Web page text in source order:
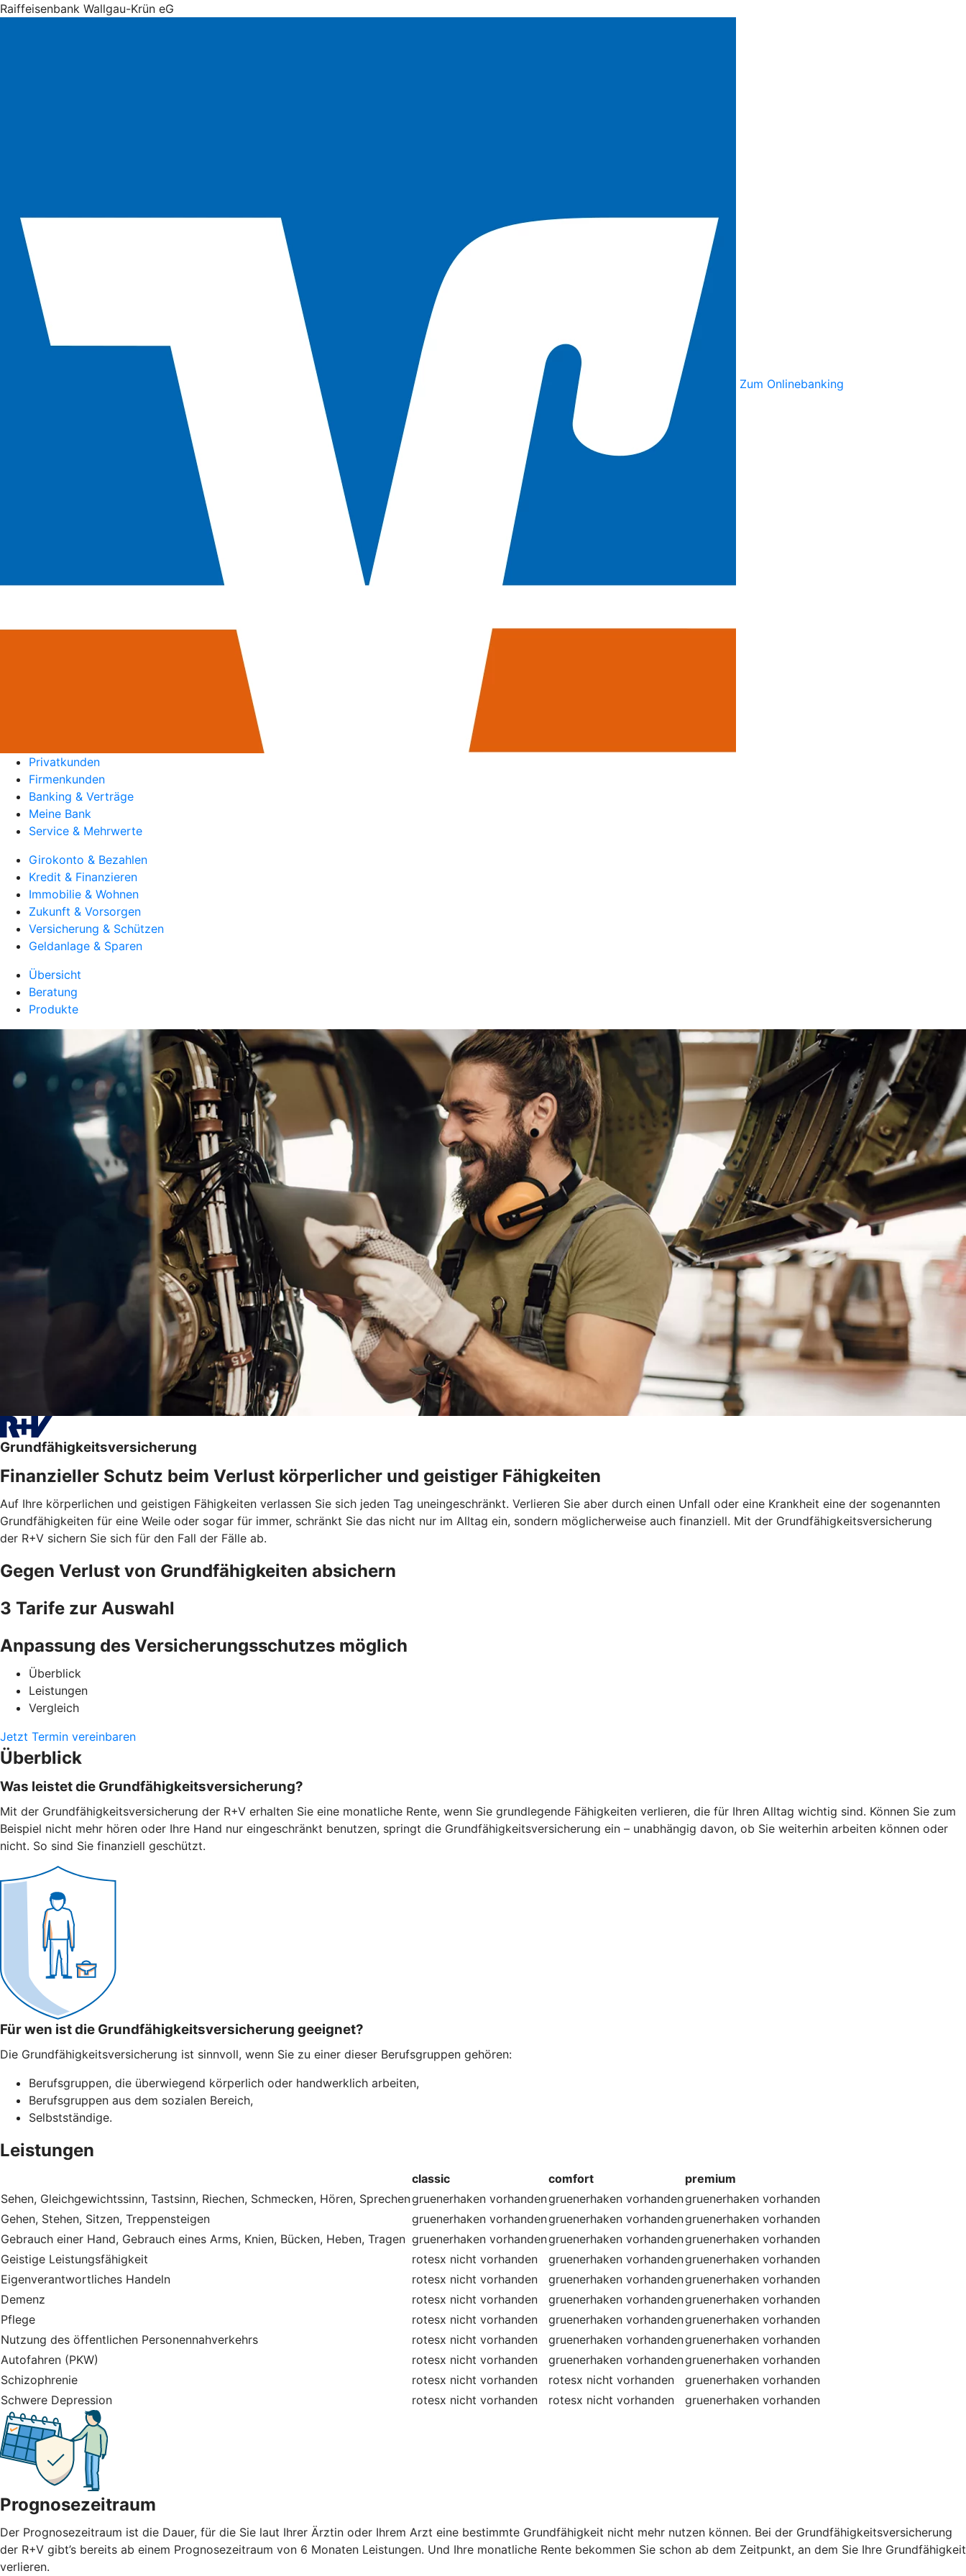
Raiffeisenbank Wallgau-Krün eG
Zum Onlinebanking
Privatkunden
Firmenkunden
Banking & Verträge
Meine Bank
Service & Mehrwerte
Girokonto & Bezahlen
Kredit & Finanzieren
Immobilie & Wohnen
Zukunft & Vorsorgen
Versicherung & Schützen
Geldanlage & Sparen
Übersicht
Beratung
Produkte
Grundfähigkeitsversicherung
Finanzieller Schutz beim Verlust körperlicher und geistiger Fähigkeiten
Auf Ihre körperlichen und geistigen Fähigkeiten verlassen Sie sich jeden Tag uneingeschränkt. Verlieren Sie aber durch einen Unfall oder eine Krankheit eine der sogenannten
Grundfähigkeiten für eine Weile oder sogar für immer, schränkt Sie das nicht nur im Alltag ein, sondern möglicherweise auch finanziell. Mit der Grundfähigkeitsversicherung
der R+V sichern Sie sich für den Fall der Fälle ab.
Gegen Verlust von Grundfähigkeiten absichern
3 Tarife zur Auswahl
Anpassung des Versicherungsschutzes möglich
Überblick
Leistungen
Vergleich
Jetzt Termin vereinbaren
Überblick
Was leistet die Grundfähigkeitsversicherung?
Mit der Grundfähigkeitsversicherung der R+V erhalten Sie eine monatliche Rente, wenn Sie grundlegende Fähigkeiten verlieren, die für Ihren Alltag wichtig sind. Können Sie zum
Beispiel nicht mehr hören oder Ihre Hand nur eingeschränkt benutzen, springt die Grundfähigkeitsversicherung ein – unabhängig davon, ob Sie weiterhin arbeiten können oder
nicht. So sind Sie finanziell geschützt.
Für wen ist die Grundfähigkeitsversicherung geeignet?
Die Grundfähigkeitsversicherung ist sinnvoll, wenn Sie zu einer dieser Berufsgruppen gehören:
Berufsgruppen, die überwiegend körperlich oder handwerklich arbeiten,
Berufsgruppen aus dem sozialen Bereich,
Selbstständige.
Leistungen
classic comfort
premium
Sehen, Gleichgewichtssinn, Tastsinn, Riechen, Schmecken, Hören, Sprechengruenerhaken vorhandengruenerhaken vorhandengruenerhaken vorhanden
Gehen, Stehen, Sitzen, Treppensteigen
gruenerhaken vorhandengruenerhaken vorhandengruenerhaken vorhanden
Gebrauch einer Hand, Gebrauch eines Arms, Knien, Bücken, Heben, Tragen gruenerhaken vorhandengruenerhaken vorhandengruenerhaken vorhanden
Geistige Leistungsfähigkeit
rotesx nicht vorhanden gruenerhaken vorhandengruenerhaken vorhanden
Eigenverantwortliches Handeln
rotesx nicht vorhanden gruenerhaken vorhandengruenerhaken vorhanden
Demenz
rotesx nicht vorhanden gruenerhaken vorhandengruenerhaken vorhanden
Pflege
rotesx nicht vorhanden gruenerhaken vorhandengruenerhaken vorhanden
Nutzung des öffentlichen Personennahverkehrs
rotesx nicht vorhanden gruenerhaken vorhandengruenerhaken vorhanden
Autofahren (PKW)
rotesx nicht vorhanden gruenerhaken vorhandengruenerhaken vorhanden
Schizophrenie
rotesx nicht vorhanden rotesx nicht vorhanden gruenerhaken vorhanden
Schwere Depression
rotesx nicht vorhanden rotesx nicht vorhanden gruenerhaken vorhanden
Prognosezeitraum
Der Prognosezeitraum ist die Dauer, für die Sie laut Ihrer Ärztin oder Ihrem Arzt eine bestimmte Grundfähigkeit nicht mehr nutzen können. Bei der Grundfähigkeitsversicherung
der R+V gibt’s bereits ab einem Prognosezeitraum von 6 Monaten Leistungen. Und Ihre monatliche Rente bekommen Sie schon ab dem Zeitpunkt, an dem Sie Ihre Grundfähigkeit
verlieren.